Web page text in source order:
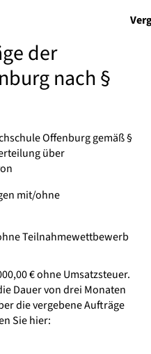
der
nach §
Offenburg gemäß §
über
mit/ohne
Teilnahmewettbewerb
€ ohne Umsatzsteuer.
Dauer von drei Monaten
die vergebene Aufträge
Sie hier: